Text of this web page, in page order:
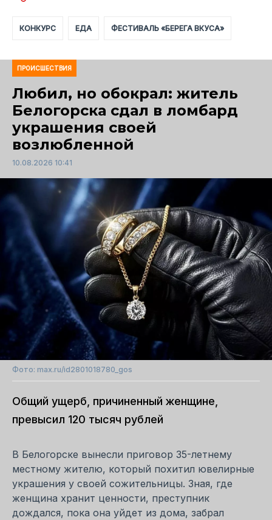
КОНКУРС ЕДА ФЕСТИВАЛЬ «БЕРЕГА ВКУСА»
ПРОИСШЕСТВИЯ
Любил, но обокрал: житель
Белогорска сдал в ломбард
украшения своей
возлюбленной
10.08.2026 10:41
Фото: max.ru/id2801018780_gos
Общий ущерб, причиненный женщине,
превысил 120 тысяч рублей
В Белогорске вынесли приговор 35-летнему
местному жителю, который похитил ювелирные
украшения у своей сожительницы. Зная, где
женщина хранит ценности, преступник
дождался, пока она уйдет из дома, забрал